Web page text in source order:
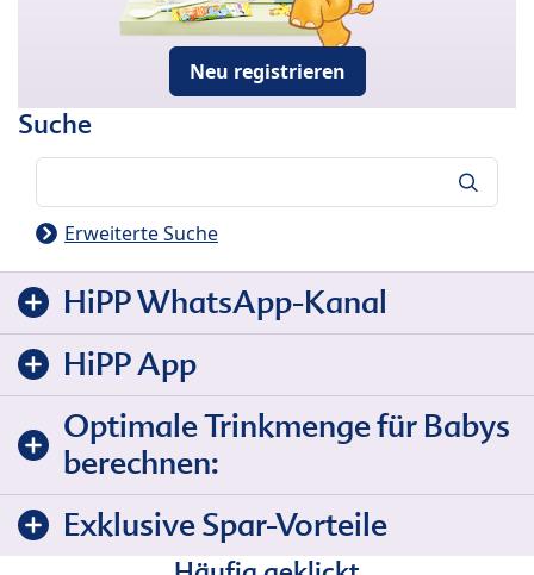
Neu registrieren
Suche
Erweiterte Suche
HiPP WhatsApp-Kanal
HiPP App
Optimale Trinkmenge für Babys
berechnen:
Exklusive Spar-Vorteile